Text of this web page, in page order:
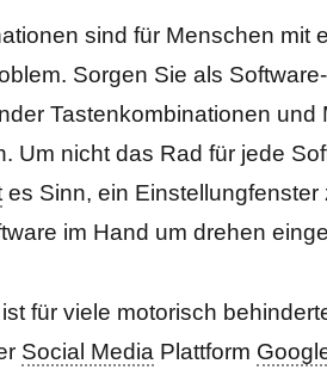
sind für Menschen mit
Sorgen Sie als
Tastenkombinationen und
Um nicht das Rad für jede
es Sinn, ein Einstellungfenster
im Hand um drehen
für viele motorisch
Social Media Plattform